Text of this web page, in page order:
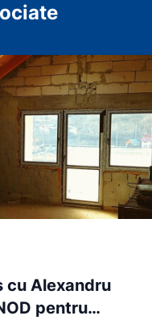
cu Alexandru
pentru